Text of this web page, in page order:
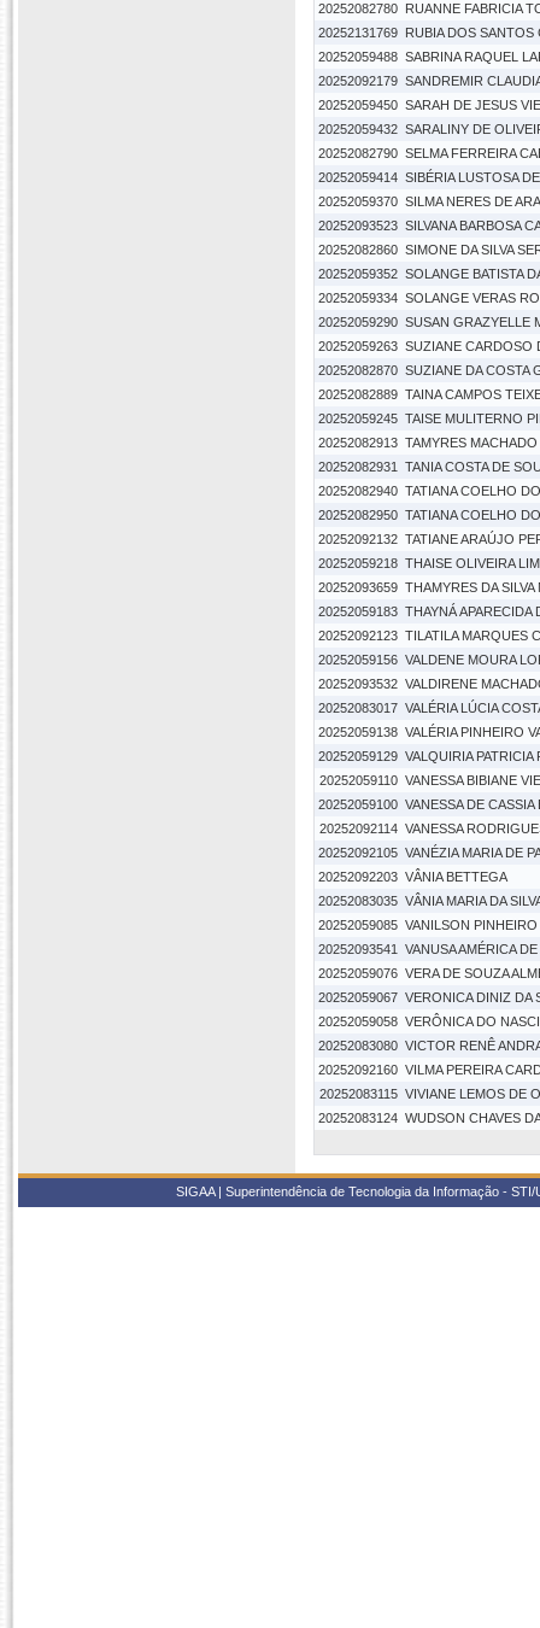
20252082780 RUANNE FABRICIA
20252131769 RUBIA DOS SANTOS
20252059488 SABRINA RAQUEL
20252092179 SANDREMIR
20252059450 SARAH DE JESUS
20252059432 SARALINY DE
20252082790 SELMA FERREIRA
20252059414 SIBÉRIA LUSTOSA
20252059370 SILMA NERES DE
20252093523 SILVANA BARBOSA
20252082860 SIMONE DA SILVA
20252059352 SOLANGE BATISTA
20252059334 SOLANGE VERAS
20252059290 SUSAN GRAZYELLE
20252059263 SUZIANE CARDOSO
20252082870 SUZIANE DA COSTA
20252082889 TAINA CAMPOS
20252059245 TAISE MULITERNO
20252082913 TAMYRES
20252082931
TANIA COSTA DE
20252082940 TATIANA COELHO
20252082950 TATIANA COELHO
20252092132 TATIANE ARAÚJO
20252059218 THAISE OLIVEIRA
20252093659 THAMYRES DA
20252059183 THAYNÁ APARECIDA
20252092123 TILATILA MARQUES
20252059156 VALDENE MOURA
20252093532 VALDIRENE
20252083017 VALÉRIA LÚCIA
20252059138 VALÉRIA PINHEIRO
20252059129 VALQUIRIA PATRICIA
20252059110 VANESSA BIBIANE
20252059100 VANESSA DE CASSIA
20252092114 VANESSA
20252092105 VANÉZIA MARIA DE
20252092203 VÂNIA BETTEGA
20252083035 VÂNIA MARIA DA
20252059085 VANILSON PINHEIRO
20252093541
VANUSA AMÉRICA
20252059076 VERA DE SOUZA
20252059067 VERONICA DINIZ DA
20252059058 VERÔNICA DO
20252083080 VICTOR RENÊ
20252092160 VILMA PEREIRA
20252083115 VIVIANE LEMOS DE
20252083124 WUDSON CHAVES
SIGAA | Superintendência de Tecnologia da Informação -